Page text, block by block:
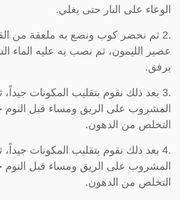
الوعاء على النار حتى يغلي.
.2 ثم نحضر كوب ونضع به ملعقة من
عصير الليمون، ثم نصب به عليه الماء
برفق.
.3 بعد ذلك نقوم بتقليب المكونات
المشروب على الريق ومساء قبل
التخلص من الدهون.
.4 بعد ذلك نقوم بتقليب المكونات
المشروب على الريق ومساء قبل
التخلص من الدهون.